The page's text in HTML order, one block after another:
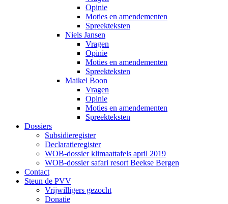
Opinie
Moties en amendementen
Spreekteksten
Niels Jansen
Vragen
Opinie
Moties en amendementen
Spreekteksten
Maikel Boon
Vragen
Opinie
Moties en amendementen
Spreekteksten
Dossiers
Subsidieregister
Declaratieregister
WOB-dossier klimaattafels april 2019
WOB-dossier safari resort Beekse Bergen
Contact
Steun de PVV
Vrijwilligers gezocht
Donatie